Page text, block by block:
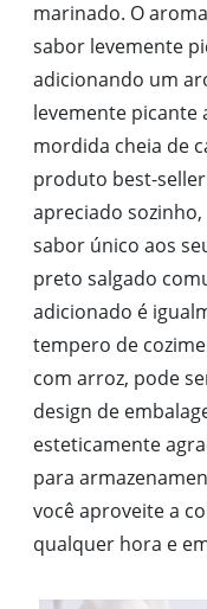
marinado. O
sabor levemente
adicionando um
levemente
mordida cheia de
produto best-seller
apreciado
sabor único aos
preto salgado
adicionado é
tempero de
com arroz, pode
design de
esteticamente
para
você aproveite a
qualquer hora e